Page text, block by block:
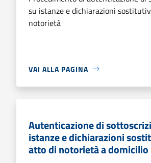
su istanze e dichiarazioni
notorietà
VAI ALLA PAGINA
Autenticazione di
istanze e dichiarazioni
atto di notorietà a domicilio